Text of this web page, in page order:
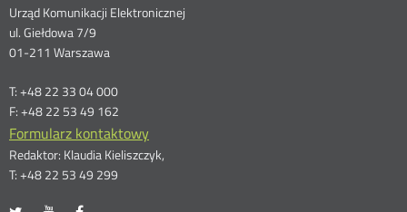
Dane
kontaktowe
Urząd Komunikacji Elektronicznej
ul. Giełdowa 7/9
01-211 Warszawa
T: +48 22 33 04 000
F: +48 22 53 49 162
Formularz kontaktowy
Redaktor: Klaudia Kieliszczyk,
T: +48 22 53 49 299